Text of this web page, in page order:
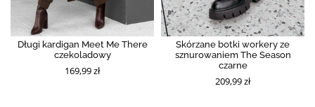
Długi kardigan Meet Me There
czekoladowy
169,99 zł
Skórzane botki workery ze
sznurowaniem The Season
czarne
209,99 zł